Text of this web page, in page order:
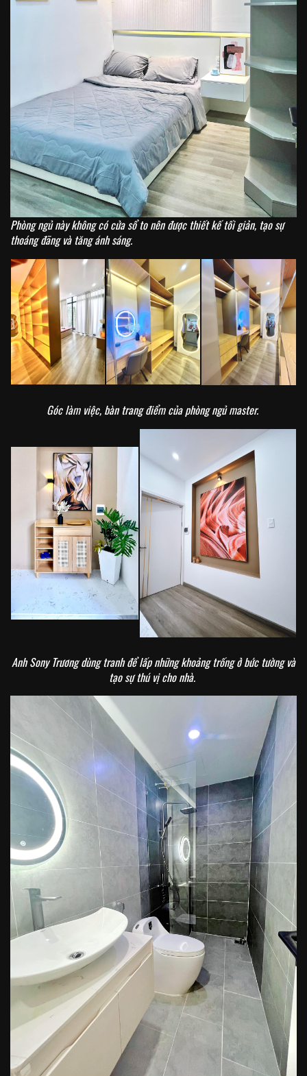
Phòng ngủ này không có cửa sổ to nên được thiết kế tối giản, tạo sự
thoáng đãng và tăng ánh sáng.
Góc làm việc, bàn trang điểm của phòng ngủ master.
Anh Sony Trương dùng tranh để lấp những khoảng trống ở bức tường và
tạo sự thú vị cho nhà.